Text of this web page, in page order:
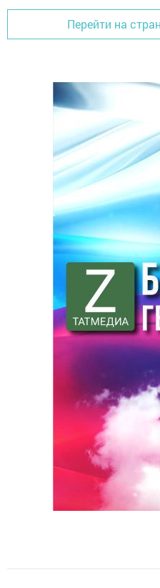
Перейти на